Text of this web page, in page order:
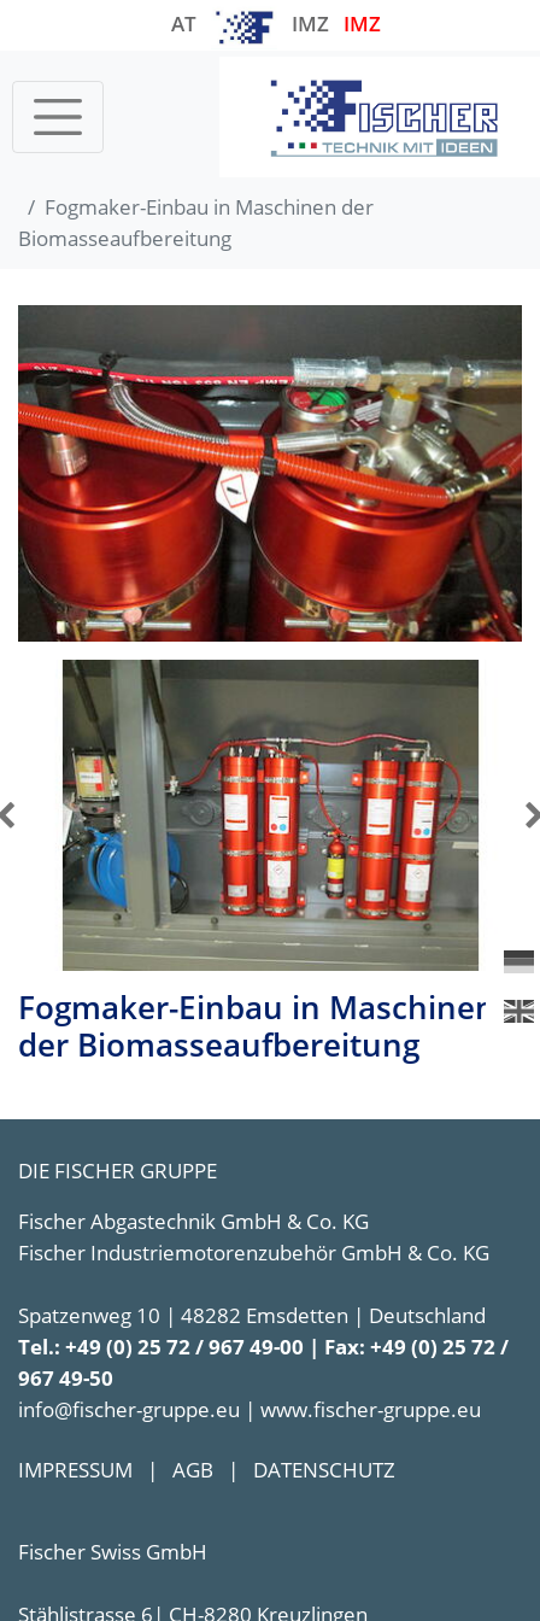
AT IMZ IMZ
Fogmaker-Einbau in Maschinen der
Biomasseaufbereitung
Fogmaker-Einbau in Maschinen
der Biomasseaufbereitung
DIE FISCHER GRUPPE
Fischer Abgastechnik GmbH & Co. KG
Fischer Industriemotorenzubehör GmbH & Co. KG
Spatzenweg 10 | 48282 Emsdetten | Deutschland
Tel.: +49 (0) 25 72 / 967 49-00 | Fax: +49 (0) 25 72 /
967 49-50
info@fischer-gruppe.eu | www.fischer-gruppe.eu
IMPRESSUM | AGB | DATENSCHUTZ
Fischer Swiss GmbH
Stählistrasse 6| CH-8280 Kreuzlingen